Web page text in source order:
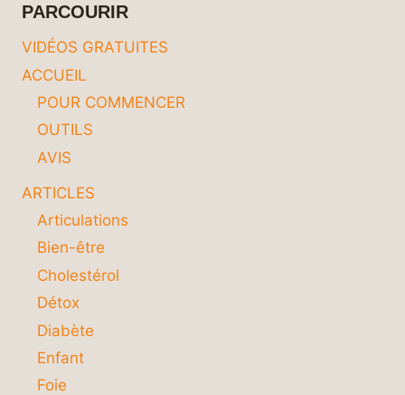
PARCOURIR
VIDÉOS GRATUITES
ACCUEIL
POUR COMMENCER
OUTILS
AVIS
ARTICLES
Articulations
Bien-être
Cholestérol
Détox
Diabète
Enfant
Foie